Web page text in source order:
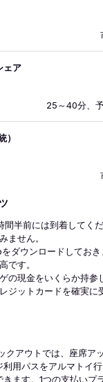
ェア
25～40分、
間半前には到着してく
ません。
ダウンロードしてお
です。
の現金をいくらか持参
ジットカードを確実に
クアウトでは、座席ア
用パスをアルマトイ
ます。1つの支払いプ